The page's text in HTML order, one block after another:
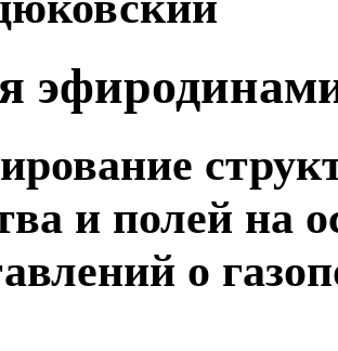
и полей на
о